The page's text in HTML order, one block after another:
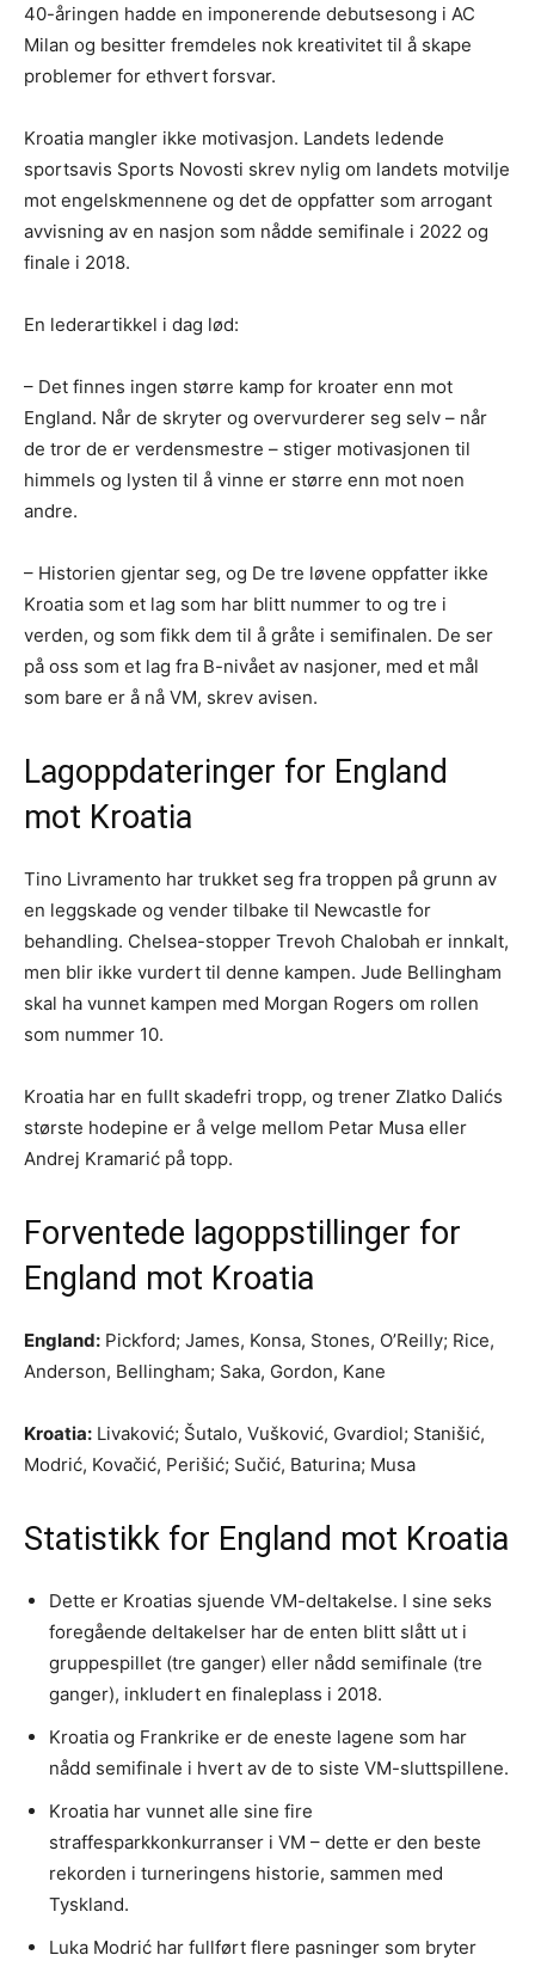
40-åringen hadde en imponerende debutsesong i AC
Milan og besitter fremdeles nok kreativitet til å skape
problemer for ethvert forsvar.
Kroatia mangler ikke motivasjon. Landets ledende
sportsavis Sports Novosti skrev nylig om landets motvilje
mot engelskmennene og det de oppfatter som arrogant
avvisning av en nasjon som nådde semifinale i 2022 og
finale i 2018.
En lederartikkel i dag lød:
– Det finnes ingen større kamp for kroater enn mot
England. Når de skryter og overvurderer seg selv – når
de tror de er verdensmestre – stiger motivasjonen til
himmels og lysten til å vinne er større enn mot noen
andre.
– Historien gjentar seg, og De tre løvene oppfatter ikke
Kroatia som et lag som har blitt nummer to og tre i
verden, og som fikk dem til å gråte i semifinalen. De ser
på oss som et lag fra B-nivået av nasjoner, med et mål
som bare er å nå VM, skrev avisen.
Lagoppdateringer for England
mot Kroatia
Tino Livramento har trukket seg fra troppen på grunn av
en leggskade og vender tilbake til Newcastle for
behandling. Chelsea-stopper Trevoh Chalobah er innkalt,
men blir ikke vurdert til denne kampen. Jude Bellingham
skal ha vunnet kampen med Morgan Rogers om rollen
som nummer 10.
Kroatia har en fullt skadefri tropp, og trener Zlatko Dalićs
største hodepine er å velge mellom Petar Musa eller
Andrej Kramarić på topp.
Forventede lagoppstillinger for
England mot Kroatia
England: Pickford; James, Konsa, Stones, O’Reilly; Rice,
Anderson, Bellingham; Saka, Gordon, Kane
Kroatia: Livaković; Šutalo, Vušković, Gvardiol; Stanišić,
Modrić, Kovačić, Perišić; Sučić, Baturina; Musa
Statistikk for England mot Kroatia
Dette er Kroatias sjuende VM-deltakelse. I sine seks
foregående deltakelser har de enten blitt slått ut i
gruppespillet (tre ganger) eller nådd semifinale (tre
ganger), inkludert en finaleplass i 2018.
Kroatia og Frankrike er de eneste lagene som har
nådd semifinale i hvert av de to siste VM-sluttspillene.
Kroatia har vunnet alle sine fire
straffesparkkonkurranser i VM – dette er den beste
rekorden i turneringens historie, sammen med
Tyskland.
Luka Modrić har fullført flere pasninger som bryter